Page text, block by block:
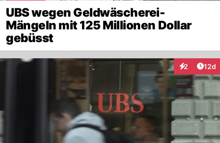
UBS wegen Geldwäscherei-
Mängeln mit 125 Millionen Dollar
gebüsst
2
Interaktionen
12d